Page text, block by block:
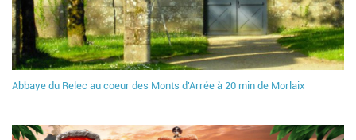
Abbaye du Relec au coeur des Monts d'Arrée à 20 min de Morlaix